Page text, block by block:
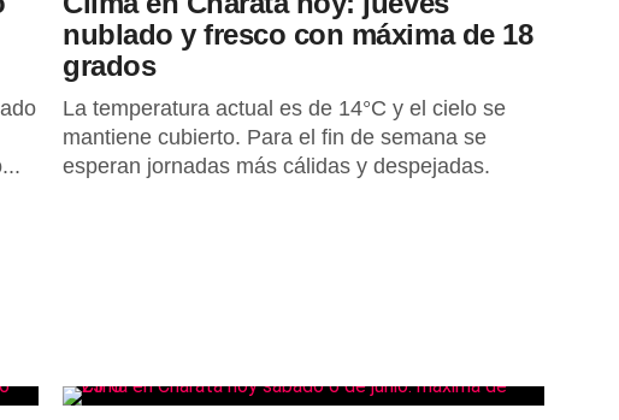
nublado y fresco con máxima de 18
grados
La temperatura actual es de 14°C y el cielo se
mantiene cubierto. Para el fin de semana se
esperan jornadas más cálidas y despejadas.